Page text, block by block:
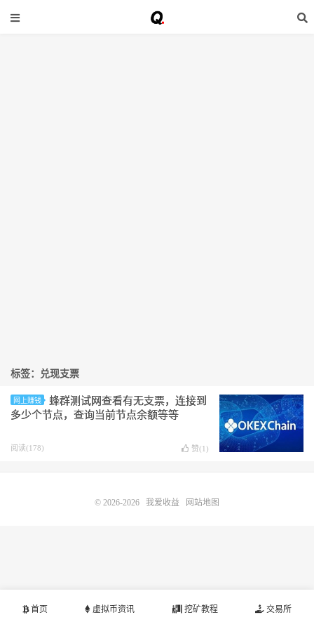
标签：兑现支票
网上赚钱
蜂群测试网查看有无支票，连接到
多少个节点，查询当前节点余额等等
阅读(178) 赞(1 )
首页 虚拟币资讯 挖矿教程 交易所
© 2026-2026 我爱收益 网站地图